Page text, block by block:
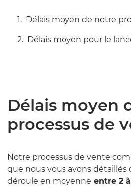
Délais moyen de notre
Délais moyen pour le
Délais moyen
processus de
Notre processus de vente
que nous vous avons détaillés
déroule en moyenne entre 2